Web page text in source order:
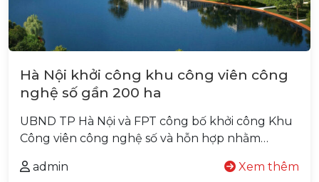
Hà Nội khởi công khu công viên công
nghệ số gần 200 ha
UBND TP Hà Nội và FPT công bố khởi công Khu
Công viên công nghệ số và hỗn hợp nhằm…
admin Xem thêm